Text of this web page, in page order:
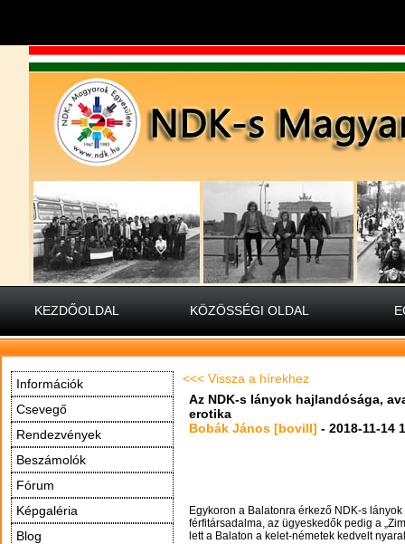
KEZDŐOLDAL KÖZÖSSÉGI OLDAL
Információk
Csevegő
Rendezvények
Beszámolók
Fórum
Képgaléria
Blog
<<< Vissza a hírekhez
Az NDK-s lányok hajlandósága,
erotika
Bobák János [bovill] - 2018-11-14
Egykoron a Balatonra érkező NDK-s
férfitársadalma, az ügyeskedők pedig a
lett a Balaton a kelet-németek kedvelt